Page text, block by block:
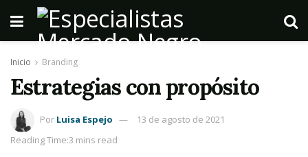
Inicio Branding
Estrategias con propósito
Por Luisa Espejo
13 de agosto de 2021
Reading Time:3 mins read